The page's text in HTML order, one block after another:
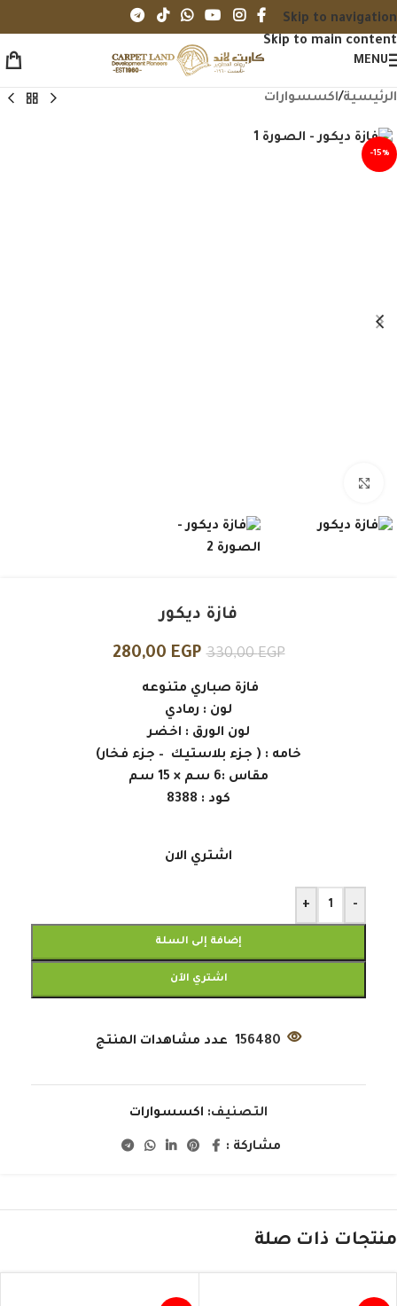
Skip to navigation
Skip to main content
MENU
الرئيسية/اكسسوارات
-15%
فازة ديكور
330,00EGP
280,00 EGP
فازة صباري متنوعه
لون : رمادي
لون الورق : اخضر
خامه : ( جزء بلاستيك – جزء فخار)
مقاس :6 سم × 15 سم
كود : 8388
اشتري الان
-
+
إضافة إلى السلة
اشتري الآن
156480 عدد مشاهدات المنتج
التصنيف: اكسسوارات
مشاركة :
منتجات ذات صلة